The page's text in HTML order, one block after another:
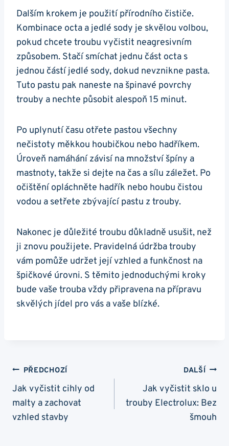
Dalším krokem ‌je použití přírodního čističe.
Kombinace octa a jedlé ⁤sody je⁣ skvělou volbou,
pokud‍ chcete troubu vyčistit neagresivním
způsobem. Stačí smíchat‌ jednu ⁢část​ octa s
jednou částí jedlé sody, dokud nevznikne ⁢pasta.⁢
Tuto pastu pak naneste na špinavé povrchy
trouby a nechte působit alespoň 15⁢ minut.
Po uplynutí času otřete pastou všechny
nečistoty ‍měkkou houbičkou nebo hadříkem.
Úroveň namáhání závisí na množství špíny‍ a
mastnoty, takže si dejte na čas a sílu záležet. Po
očištění opláchněte hadřík nebo ⁤houbu‌ čistou
vodou a setřete zbývající pastu z trouby.
Nakonec je důležité ⁤troubu důkladně ​usušit,‌ než
ji znovu použijete. Pravidelná údržba trouby
vám pomůže udržet ⁢její vzhled a​ funkčnost na
špičkové úrovni. S těmito jednoduchými kroky
bude vaše trouba vždy připravena na přípravu
skvělých jídel pro vás a vaše blízké.
Navigace
Pro
Příspěvek
PŘEDCHOZÍ
Jak vyčistit cihly od
malty a zachovat
vzhled stavby
DALŠÍ
Jak vyčistit sklo u
trouby Electrolux: Bez
šmouh